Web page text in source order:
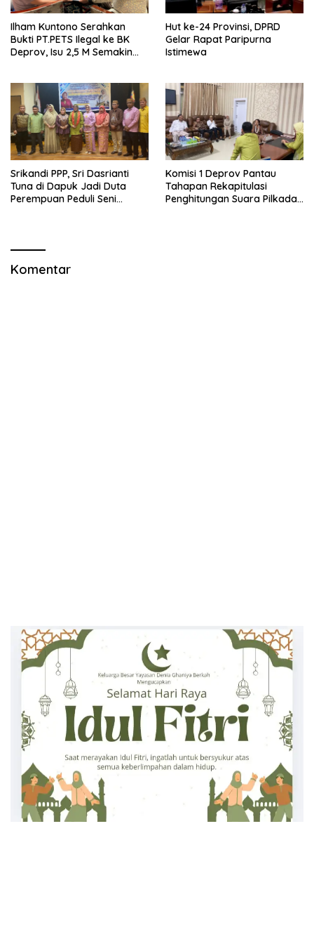
Ilham Kuntono Serahkan
Bukti PT.PETS Ilegal ke BK
Deprov, Isu 2,5 M Semakin
Hut ke-24 Provinsi, DPRD
Gelar Rapat Paripurna
Istimewa
Srikandi PPP, Sri Dasrianti
Tuna di Dapuk Jadi Duta
Perempuan Peduli Seni
Komisi 1 Deprov Pantau
Tahapan Rekapitulasi
Penghitungan Suara Pilkada
Komentar